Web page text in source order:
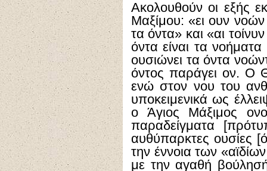
Ακολουθούν οι εξής
Μαξίμου: «ει ουν νοών
τα όντα» και «αι
όντα είναι τα
ουσιώνει τα όντα
όντος παράγει ον. Ο
ενώ στον νου του
υποκειμενικά ως
ο Άγιος Μάξιμος
παραδείγματα
αυθύπαρκτες ουσίες
την έννοια των
με την αγαθή